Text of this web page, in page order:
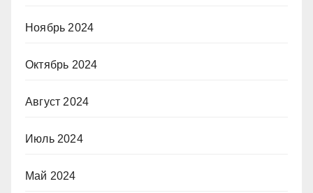
Ноябрь 2024
Октябрь 2024
Август 2024
Июль 2024
Май 2024